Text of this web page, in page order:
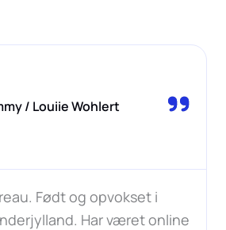
/ Louiie Wohlert
Født og opvokset i
Har været online